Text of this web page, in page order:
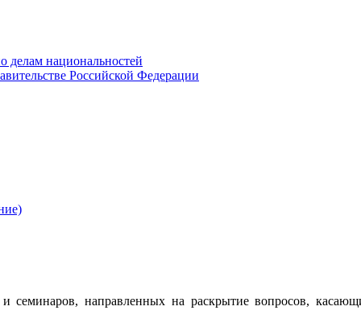
делам национальностей
Российской Федерации
направленных на раскрытие вопросов,